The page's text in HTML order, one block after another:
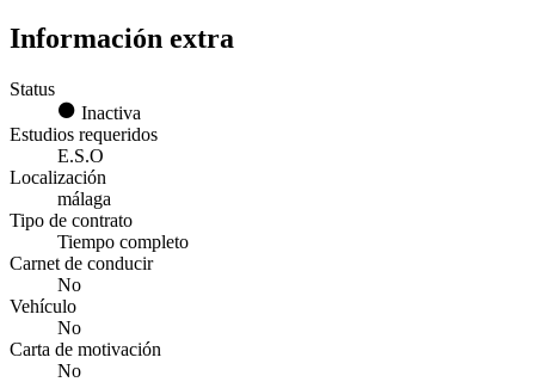
Información extra
Status
Inactiva
Estudios requeridos
E.S.O
Localización
málaga
Tipo de contrato
Tiempo completo
Carnet de conducir
No
Vehículo
No
Carta de motivación
No